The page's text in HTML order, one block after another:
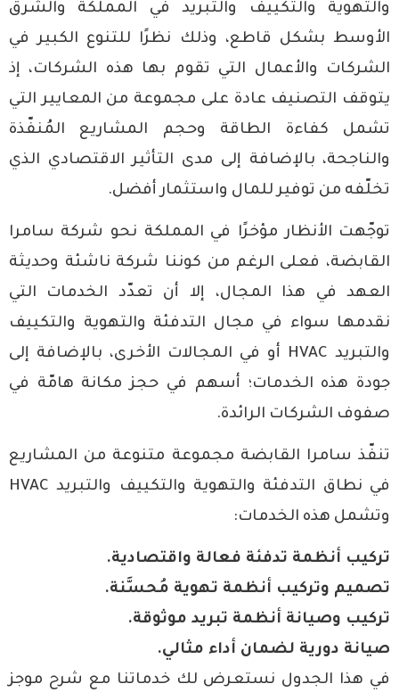
والتهوية والتكييف والتبريدفي المملكة والشرق
الأوسط بشكل قاطع، وذلك نظرًا للتنوع الكبير في
الشركات والأعمال التي تقوم بها هذه الشركات، إذ
يتوقف التصنيف عادة على مجموعة من المعايير التي
تشمل كفاءة الطاقة وحجم المشاريع المُنفّذة
والناجحة، بالإضافة إلى مدى التأثير الاقتصادي الذي
تخلّفه من توفير للمال واستثمار أفضل.
توجّهت الأنظار مؤخرًا في المملكة نحو شركة سامرا
القابضة، فعلى الرغم من كوننا شركة ناشئة وحديثة
العهد في هذا المجال، إلا أن تعدّد الخدمات التي
نقدمها سواء في مجال التدفئة والتهوية والتكييف
والتبريد HVAC أو في المجالات الأخرى، بالإضافة إلى
جودة هذه الخدمات؛ أسهم في حجز مكانة هامّة في
صفوف الشركات الرائدة.
تنفّذ سامرا القابضة مجموعة متنوعة من المشاريع
في نطاق التدفئة والتهوية والتكييف والتبريد HVAC
وتشمل هذه الخدمات:
تركيب أنظمة تدفئة فعالة واقتصادية.
تصميم وتركيب أنظمة تهوية مُحسَّنة.
تركيب وصيانة أنظمة تبريد موثوقة.
صيانة دورية لضمان أداء مثالي.
في هذا الجدول نستعرض لك خدماتنا مع شرح موجز